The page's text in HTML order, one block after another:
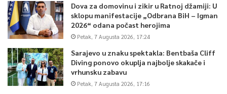
Dova za domovinu i zikir u Ratnoj džamiji: U
sklopu manifestacije „Odbrana BiH – Igman
2026“ odana počast herojima
Petak, 7 Augusta 2026, 17:24
Sarajevo u znaku spektakla: Bentbaša Cliff
Diving ponovo okuplja najbolje skakače i
vrhunsku zabavu
Petak, 7 Augusta 2026, 17:16